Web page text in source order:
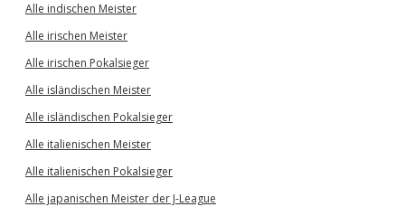
Alle indischen Meister
Alle irischen Meister
Alle irischen Pokalsieger
Alle isländischen Meister
Alle isländischen Pokalsieger
Alle italienischen Meister
Alle italienischen Pokalsieger
Alle japanischen Meister der J-League